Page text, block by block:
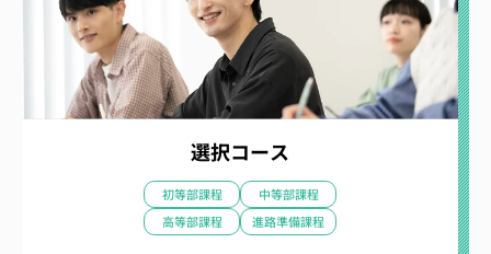
選択コース
初等部課程
中等部課程
高等部課程
進路準備課程